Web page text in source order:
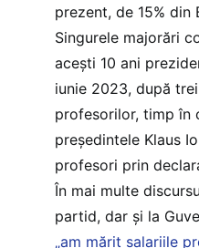
prezent, de 15% din
Singurele majorări
acești 10 ani
iunie 2023, după
profesorilor, timp în
președintele Klaus
profesori prin
În mai multe
partid, dar și la
„am mărit salariile